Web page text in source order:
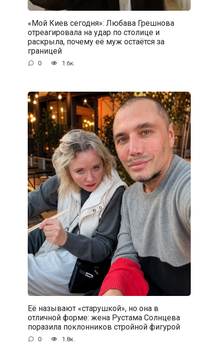
«Мой Киев сегодня»: Любава Грешнова
отреагировала на удар по столице и
раскрыла, почему её муж остаётся за
границей
0 1.6к.
Её называют «старушкой», но она в
отличной форме: жена Рустама Солнцева
поразила поклонников стройной фигурой
0 1.8к.